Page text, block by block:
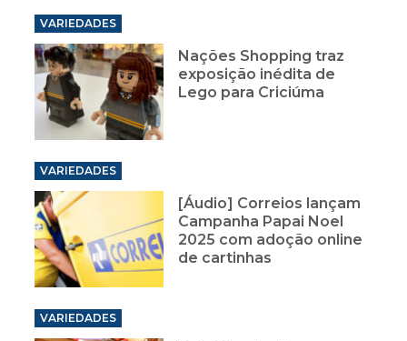
VARIEDADES
Nações Shopping traz
exposição inédita de
Lego para Criciúma
VARIEDADES
[Áudio] Correios lançam
Campanha Papai Noel
2025 com adoção online
de cartinhas
VARIEDADES